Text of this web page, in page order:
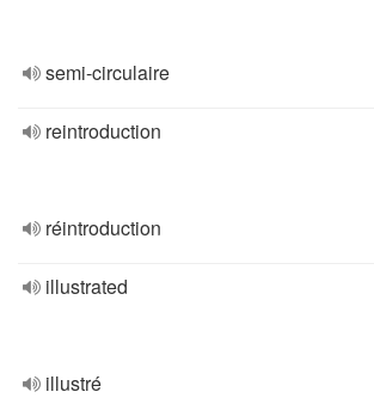
semi-circulaire
reintroduction
réintroduction
illustrated
illustré